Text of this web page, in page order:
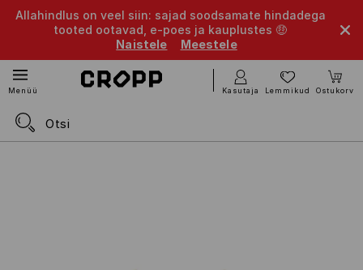
Allahindlus on veel siin: sajad soodsamate hindadega
tooted ootavad, e-poes ja kauplustes 🤑
Naistele
Meestele
Menüü Kasutaja Lemmikud Ostukorv